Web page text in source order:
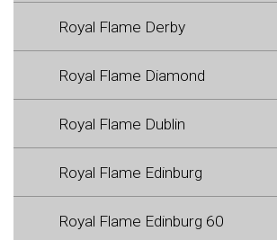
Royal Flame Derby
Royal Flame Diamond
Royal Flame Dublin
Royal Flame Edinburg
Royal Flame Edinburg 60